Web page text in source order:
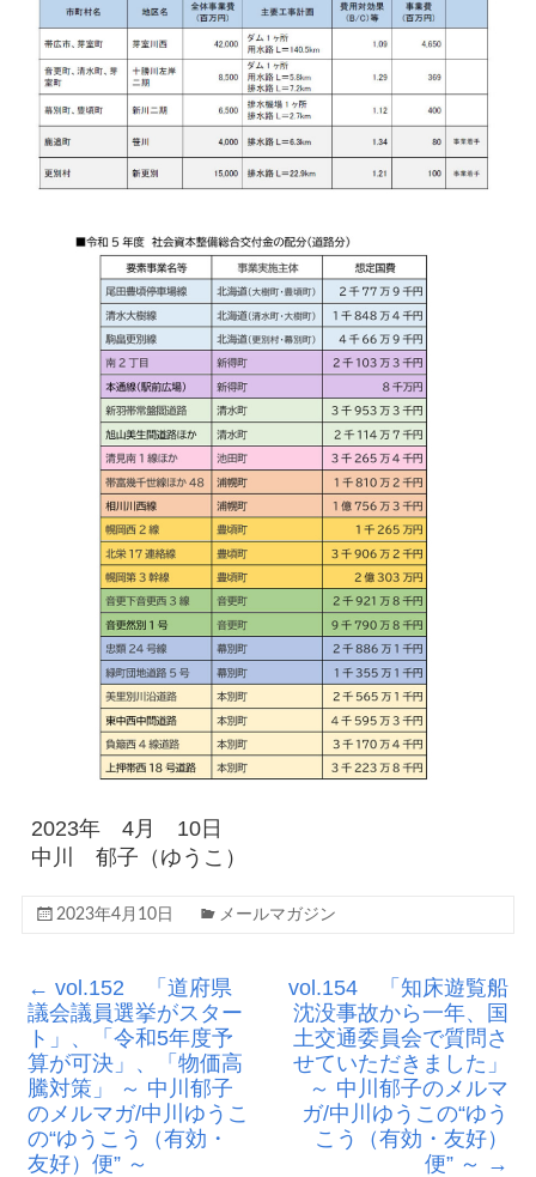
2023年 4月 10日
中川 郁子（ゆうこ）
2023年4月10日 メールマガジン
← vol.152 「道府県
議会議員選挙がスター
ト」、「令和5年度予
算が可決」、「物価高
騰対策」 ～ 中川郁子
のメルマガ/中川ゆうこ
の“ゆうこう（有効・
友好）便” ～
vol.154 「知床遊覧船
沈没事故から一年、国
土交通委員会で質問さ
せていただきました」
～ 中川郁子のメルマ
ガ/中川ゆうこの“ゆう
こう（有効・友好）
便” ～ →